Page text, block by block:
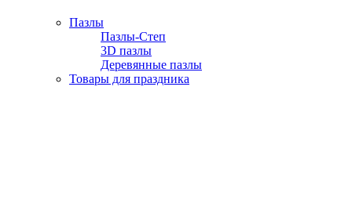
Пазлы
Пазлы-Степ
3D пазлы
Деревянные пазлы
Товары для праздника